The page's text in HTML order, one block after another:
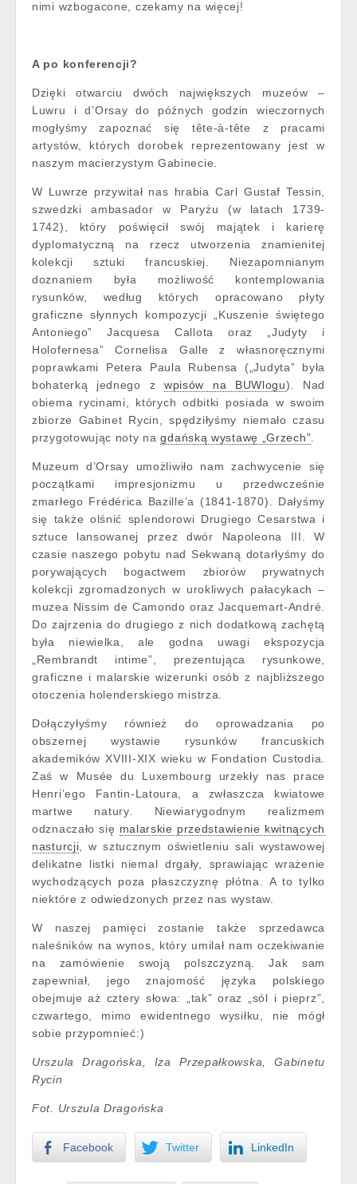
nimi wzbogacone, czekamy na więcej!
A po konferencji?
Dzięki otwarciu dwóch największych muzeów –
Luwru i d’Orsay do późnych godzin wieczornych
mogłyśmy zapoznać się tête-à-tête z pracami
artystów, których dorobek reprezentowany jest w
naszym macierzystym Gabinecie.
W Luwrze przywitał nas hrabia Carl Gustaf Tessin,
szwedzki ambasador w Paryżu (w latach 1739-
1742), który poświęcił swój majątek i karierę
dyplomatyczną na rzecz utworzenia znamienitej
kolekcji sztuki francuskiej. Niezapomnianym
doznaniem była możliwość kontemplowania
rysunków, według których opracowano płyty
graficzne słynnych kompozycji „Kuszenie świętego
Antoniego” Jacquesa Callota oraz „Judyty i
Holofernesa” Cornelisa Galle z własnoręcznymi
poprawkami Petera Paula Rubensa („Judyta” była
bohaterką jednego z wpisów na BUWlogu). Nad
obiema rycinami, których odbitki posiada w swoim
zbiorze Gabinet Rycin, spędziłyśmy niemało czasu
przygotowując noty nagdańską wystawę „Grzech”.
Muzeum d’Orsay umożliwiło nam zachwycenie się
początkami impresjonizmu u przedwcześnie
zmarłego Frédérica Bazille’a (1841-1870). Dałyśmy
się także olśnić splendorowi Drugiego Cesarstwa i
sztuce lansowanej przez dwór Napoleona III. W
czasie naszego pobytu nad Sekwaną dotarłyśmy do
porywających bogactwem zbiorów prywatnych
kolekcji zgromadzonych w urokliwych pałacykach –
muzea Nissim de Camondo oraz Jacquemart-André.
Do zajrzenia do drugiego z nich dodatkową zachętą
była niewielka, ale godna uwagi ekspozycja
„Rembrandt intime”, prezentująca rysunkowe,
graficzne i malarskie wizerunki osób z najbliższego
otoczenia holenderskiego mistrza.
Dołączyłyśmy również do oprowadzania po
obszernej wystawie rysunków francuskich
akademików XVIII-XIX wieku w Fondation Custodia.
Zaś w Musée du Luxembourg urzekły nas prace
Henri’ego Fantin-Latoura, a zwłaszcza kwiatowe
martwe natury. Niewiarygodnym realizmem
odznaczało się malarskie przedstawienie kwitnących
nasturcji, w sztucznym oświetleniu sali wystawowej
delikatne listki niemal drgały, sprawiając wrażenie
wychodzących poza płaszczyznę płótna. A to tylko
niektóre z odwiedzonych przez nas wystaw.
W naszej pamięci zostanie także sprzedawca
naleśników na wynos, który umilał nam oczekiwanie
na zamówienie swoją polszczyzną. Jak sam
zapewniał, jego znajomość języka polskiego
obejmuje aż cztery słowa: „tak” oraz „sól i pieprz”,
czwartego, mimo ewidentnego wysiłku, nie mógł
sobie przypomnieć:)
Urszula Dragońska, Iza Przepałkowska, Gabinetu
Rycin
Fot. Urszula Dragońska
Facebook Twitter LinkedIn